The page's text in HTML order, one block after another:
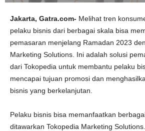
Jakarta, Gatra.com- Melihat tren
pelaku bisnis dari berbagai skala bisa
pemasaran menjelang Ramadan 2023
Marketing Solutions. Ini adalah solusi
dari Tokopedia untuk membantu pelaku
mencapai tujuan promosi dan
bisnis yang berkelanjutan.
Pelaku bisnis bisa memanfaatkan
ditawarkan Tokopedia Marketing